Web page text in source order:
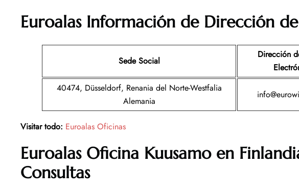
Euroalas Información de Dirección
Sede Social
Dirección
40474, Düsseldorf, Renania del Norte-Westfalia
Alemania
Visitar todo: Euroalas Oficinas
Euroalas Oficina Kuusamo en
Consultas